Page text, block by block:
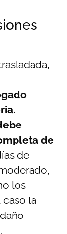
de
de
los
caso la